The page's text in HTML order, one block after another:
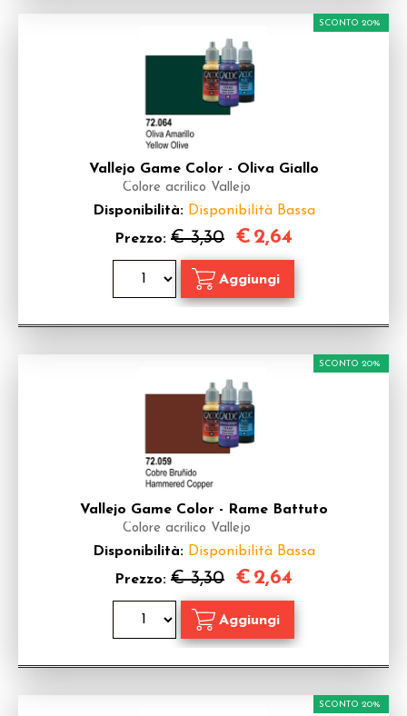
Vallejo Game Color - Oliva Giallo
Colore acrilico Vallejo
Disponibilità: Disponibilità Bassa
Prezzo: € 3,30
SCONTO 20%
€ 2,64
Vallejo Game Color - Rame Battuto
Colore acrilico Vallejo
Disponibilità: Disponibilità Bassa
Prezzo: € 3,30
SCONTO 20%
€ 2,64
SCONTO 20%